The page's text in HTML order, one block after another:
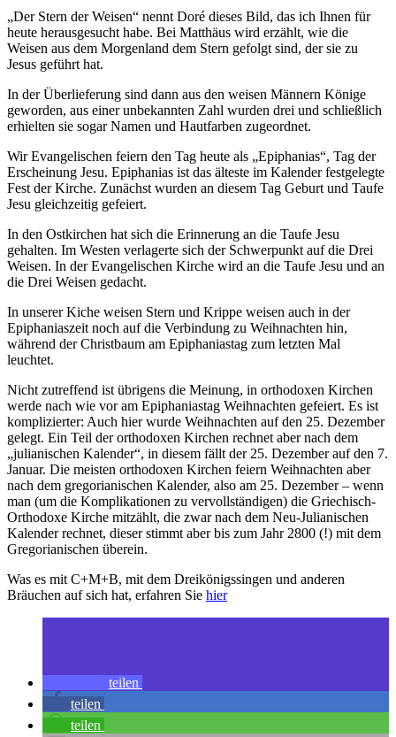
„Der Stern der Weisen“ nennt Doré dieses Bild, das ich Ihnen für
heute herausgesucht habe. Bei Matthäus wird erzählt, wie die
Weisen aus dem Morgenland dem Stern gefolgt sind, der sie zu
Jesus geführt hat.
In der Überlieferung sind dann aus den weisen Männern Könige
geworden, aus einer unbekannten Zahl wurden drei und schließlich
erhielten sie sogar Namen und Hautfarben zugeordnet.
Wir Evangelischen feiern den Tag heute als „Epiphanias“, Tag der
Erscheinung Jesu. Epiphanias ist das älteste im Kalender festgelegte
Fest der Kirche. Zunächst wurden an diesem Tag Geburt und Taufe
Jesu gleichzeitig gefeiert.
In den Ostkirchen hat sich die Erinnerung an die Taufe Jesu
gehalten. Im Westen verlagerte sich der Schwerpunkt auf die Drei
Weisen. In der Evangelischen Kirche wird an die Taufe Jesu und an
die Drei Weisen gedacht.
In unserer Kiche weisen Stern und Krippe weisen auch in der
Epiphaniaszeit noch auf die Verbindung zu Weihnachten hin,
während der Christbaum am Epiphaniastag zum letzten Mal
leuchtet.
Nicht zutreffend ist übrigens die Meinung, in orthodoxen Kirchen
werde nach wie vor am Epiphaniastag Weihnachten gefeiert. Es ist
komplizierter: Auch hier wurde Weihnachten auf den 25. Dezember
gelegt. Ein Teil der orthodoxen Kirchen rechnet aber nach dem
„julianischen Kalender“, in diesem fällt der 25. Dezember auf den 7.
Januar. Die meisten orthodoxen Kirchen feiern Weihnachten aber
nach dem gregorianischen Kalender, also am 25. Dezember – wenn
man (um die Komplikationen zu vervollständigen) die Griechisch-
Orthodoxe Kirche mitzählt, die zwar nach dem Neu-Julianischen
Kalender rechnet, dieser stimmt aber bis zum Jahr 2800 (!) mit dem
Gregorianischen überein.
Was es mit C+M+B, mit dem Dreikönigssingen und anderen
Bräuchen auf sich hat, erfahren Sie hier
teilen
teilen
teilen